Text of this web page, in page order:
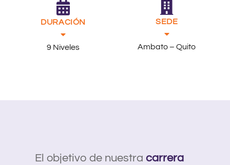
DURACIÓN
9 Niveles
SEDE
Ambato – Quito
El objetivo de nuestra carrera